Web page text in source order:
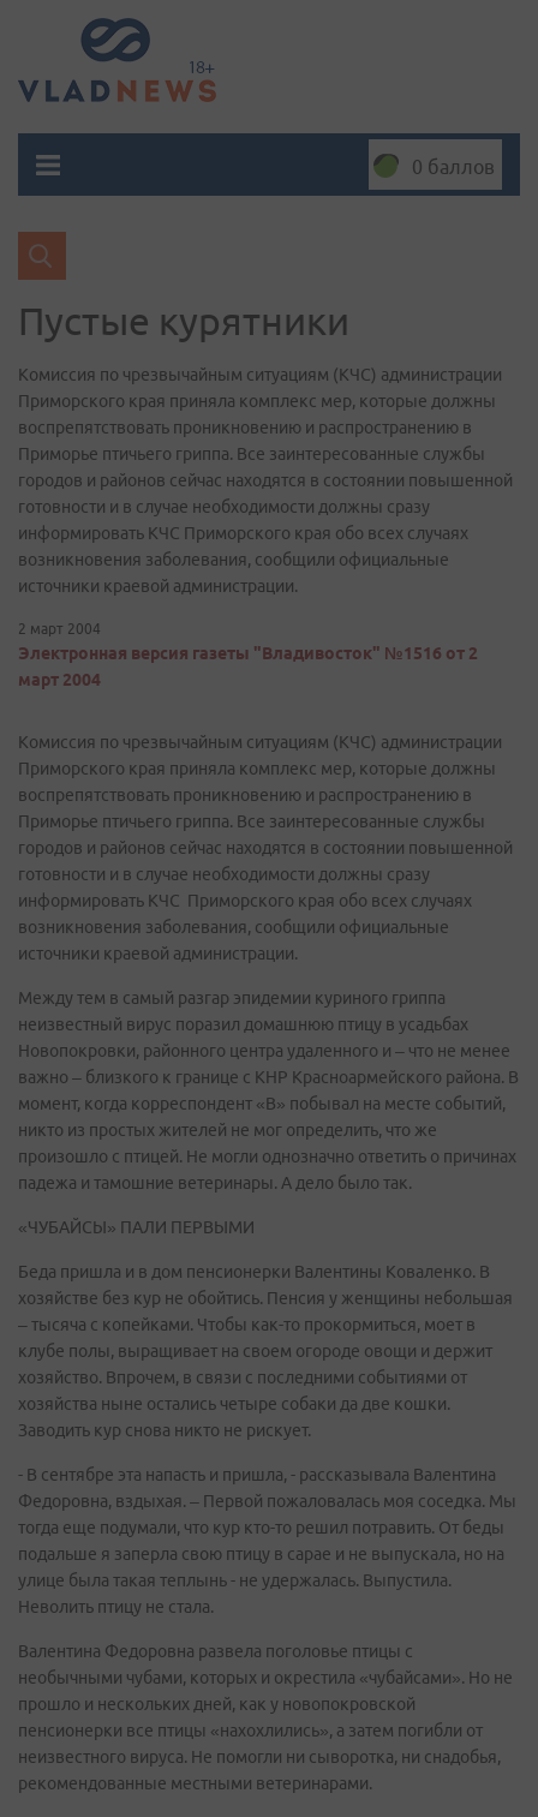
0 баллов
Пустые курятники
Комиссия по чрезвычайным ситуациям (КЧС) администрации
Приморского края приняла комплекс мер, которые должны
воспрепятствовать проникновению и распространению в
Приморье птичьего гриппа. Все заинтересованные службы
городов и районов сейчас находятся в состоянии повышенной
готовности и в случае необходимости должны сразу
информировать КЧС Приморского края обо всех случаях
возникновения заболевания, сообщили официальные
источники краевой администрации.
2 март 2004
Электронная версия газеты "Владивосток" №1516 от 2
март 2004
Комиссия по чрезвычайным ситуациям (КЧС) администрации
Приморского края приняла комплекс мер, которые должны
воспрепятствовать проникновению и распространению в
Приморье птичьего гриппа. Все заинтересованные службы
городов и районов сейчас находятся в состоянии повышенной
готовности и в случае необходимости должны сразу
информировать КЧС Приморского края обо всех случаях
возникновения заболевания, сообщили официальные
источники краевой администрации.
Между тем в самый разгар эпидемии куриного гриппа
неизвестный вирус поразил домашнюю птицу в усадьбах
Новопокровки, районного центра удаленного и – что не менее
важно – близкого к границе с КНР Красноармейского района. В
момент, когда корреспондент «В» побывал на месте событий,
никто из простых жителей не мог определить, что же
произошло с птицей. Не могли однозначно ответить о причинах
падежа и тамошние ветеринары. А дело было так.
«ЧУБАЙСЫ» ПАЛИ ПЕРВЫМИ
Беда пришла и в дом пенсионерки Валентины Коваленко. В
хозяйстве без кур не обойтись. Пенсия у женщины небольшая
– тысяча с копейками. Чтобы как-то прокормиться, моет в
клубе полы, выращивает на своем огороде овощи и держит
хозяйство. Впрочем, в связи с последними событиями от
хозяйства ныне остались четыре собаки да две кошки.
Заводить кур снова никто не рискует.
- В сентябре эта напасть и пришла, - рассказывала Валентина
Федоровна, вздыхая. – Первой пожаловалась моя соседка. Мы
тогда еще подумали, что кур кто-то решил потравить. От беды
подальше я заперла свою птицу в сарае и не выпускала, но на
улице была такая теплынь - не удержалась. Выпустила.
Неволить птицу не стала.
Валентина Федоровна развела поголовье птицы с
необычными чубами, которых и окрестила «чубайсами». Но не
прошло и нескольких дней, как у новопокровской
пенсионерки все птицы «нахохлились», а затем погибли от
неизвестного вируса. Не помогли ни сыворотка, ни снадобья,
рекомендованные местными ветеринарами.